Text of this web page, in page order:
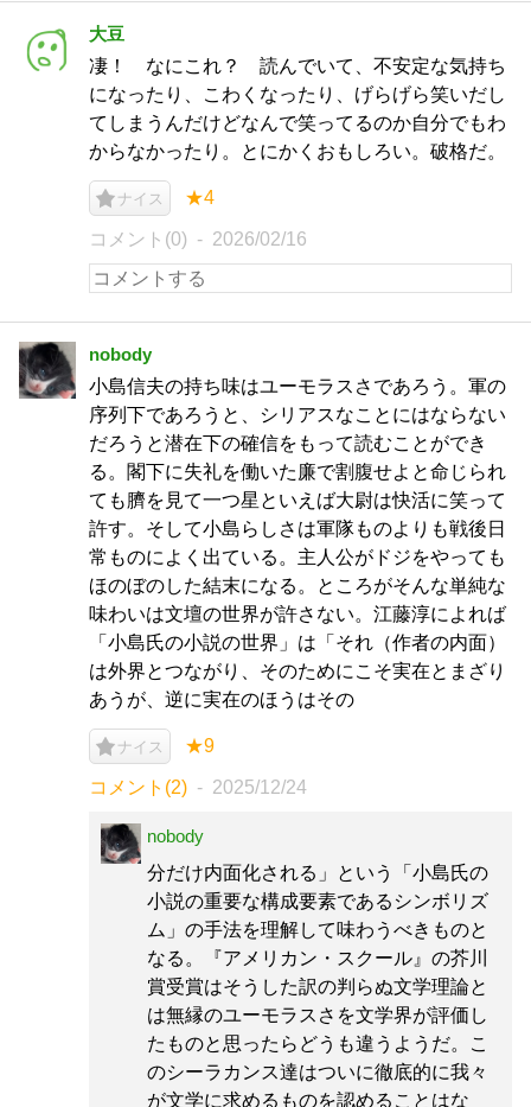
大豆
凄！ なにこれ？ 読んでいて、不安定な気持ち
になったり、こわくなったり、げらげら笑いだし
てしまうんだけどなんで笑ってるのか自分でもわ
からなかったり。とにかくおもしろい。破格だ。
ナイス ★4
コメント(0) 2026/02/16
nobody
小島信夫の持ち味はユーモラスさであろう。軍の
序列下であろうと、シリアスなことにはならない
だろうと潜在下の確信をもって読むことができ
る。閣下に失礼を働いた廉で割腹せよと命じられ
ても臍を見て一つ星といえば大尉は快活に笑って
許す。そして小島らしさは軍隊ものよりも戦後日
常ものによく出ている。主人公がドジをやっても
ほのぼのした結末になる。ところがそんな単純な
味わいは文壇の世界が許さない。江藤淳によれば
「小島氏の小説の世界」は「それ（作者の内面）
は外界とつながり、そのためにこそ実在とまざり
あうが、逆に実在のほうはその
ナイス ★9
コメント(2) 2025/12/24
nobody
分だけ内面化される」という「小島氏の
小説の重要な構成要素であるシンボリズ
ム」の手法を理解して味わうべきものと
なる。『アメリカン・スクール』の芥川
賞受賞はそうした訳の判らぬ文学理論と
は無縁のユーモラスさを文学界が評価し
たものと思ったらどうも違うようだ。こ
のシーラカンス達はついに徹底的に我々
が文学に求めるものを認めることはな